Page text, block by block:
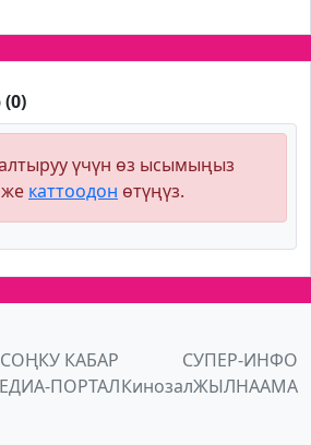
үчүн өз ысымыңыз
же каттоодон өтүңүз.
СОҢКУ КАБАР
СУПЕР-ИНФО
ПОРТАЛКинозалЖЫЛНААМА